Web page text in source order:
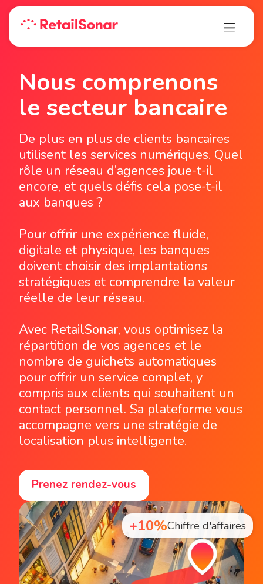
Nous comprenons
le secteur bancaire
De plus en plus de clients bancaires
utilisent les services numériques. Quel
rôle un réseau d’agences joue-t-il
encore, et quels défis cela pose-t-il
aux banques ?
Pour offrir une expérience fluide,
digitale et physique, les banques
doivent choisir des implantations
stratégiques et comprendre la valeur
réelle de leur réseau.
Avec RetailSonar, vous optimisez la
répartition de vos agences et le
nombre de guichets automatiques
pour offrir un service complet, y
compris aux clients qui souhaitent un
contact personnel. Sa plateforme vous
accompagne vers une stratégie de
localisation plus intelligente.
Prenez rendez-vous
+10%Chiffre d'affaires